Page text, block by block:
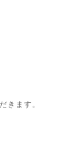
きます。